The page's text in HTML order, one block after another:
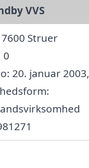
VVS
Struer
0
20. januar 2003,